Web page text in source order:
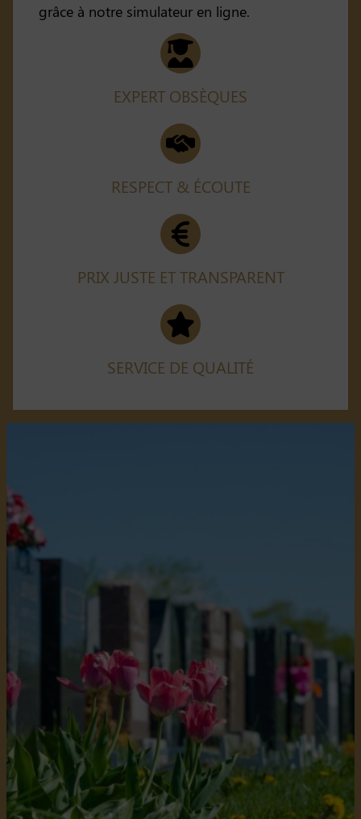
grâce à notre simulateur en ligne.
EXPERT OBSÈQUES
RESPECT & ÉCOUTE
PRIX JUSTE ET TRANSPARENT
SERVICE DE QUALITÉ